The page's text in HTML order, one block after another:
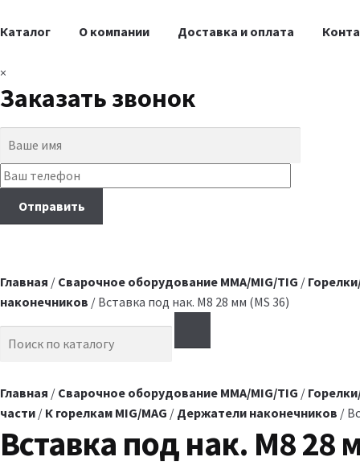
Каталог О компании Доставка и оплата
×
Заказать звонок
Главная / Сварочное оборудование MMA/MIG/TIG /
наконечников / Вставка под нак. M8 28 мм (MS 36)
Search for:
Главная / Сварочное оборудование MMA/MIG/TIG /
части / К горелкам MIG/MAG / Держатели наконечников /
Вставка под нак. M8 28